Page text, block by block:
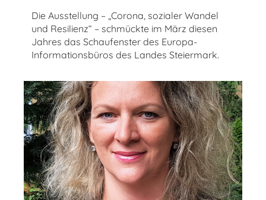
Die Ausstellung – „Corona, sozialer Wandel
und Resilienz“ – schmückte im März diesen
Jahres das Schaufenster des Europa-
Informationsbüros des Landes Steiermark.